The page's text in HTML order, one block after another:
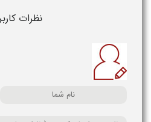
نظرات